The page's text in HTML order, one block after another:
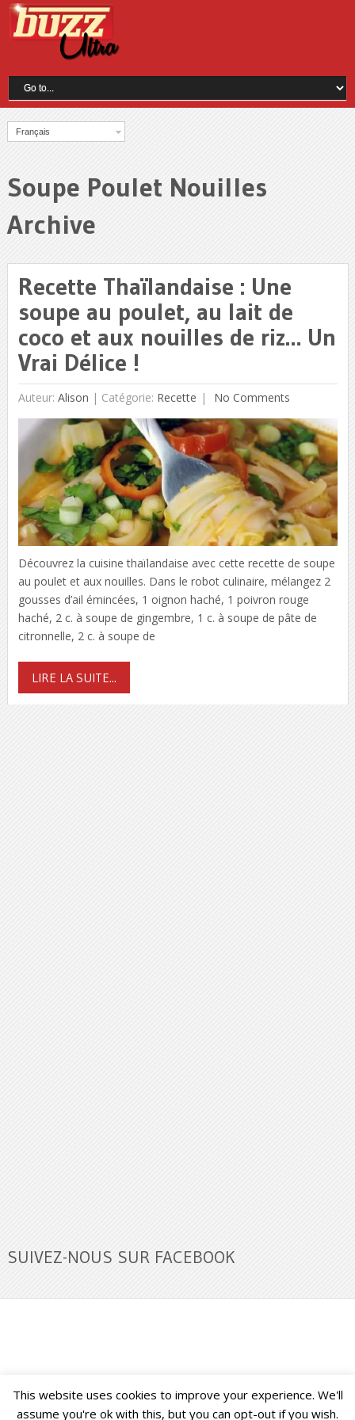
Français
Soupe Poulet Nouilles
Archive
Recette Thaïlandaise : Une
soupe au poulet, au lait de
coco et aux nouilles de riz… Un
Vrai Délice !
Auteur: Alison | Catégorie: Recette No Comments
Découvrez la cuisine thaïlandaise avec cette recette de soupe
au poulet et aux nouilles. Dans le robot culinaire, mélangez 2
gousses d’ail émincées, 1 oignon haché, 1 poivron rouge
haché, 2 c. à soupe de gingembre, 1 c. à soupe de pâte de
citronnelle, 2 c. à soupe de
LIRE LA SUITE...
SUIVEZ-NOUS SUR FACEBOOK
Buzz Ultra Copyright © 2026. Back to Top ↑
This website uses cookies to improve your experience. We'll
assume you're ok with this, but you can opt-out if you wish.